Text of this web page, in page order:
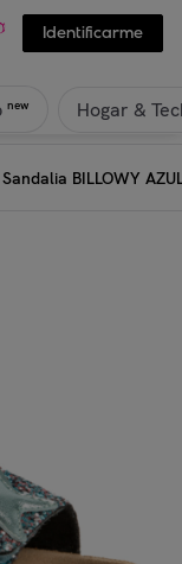
Identificarme
new Hogar &
Sandalia BILLOWY